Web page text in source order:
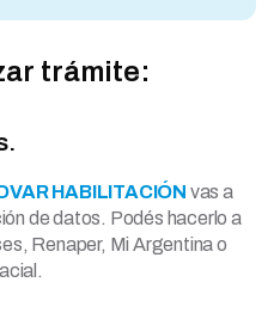
trámite:
HABILITACIÓN vas a
de datos. Podés hacerlo a
Renaper, Mi Argentina o